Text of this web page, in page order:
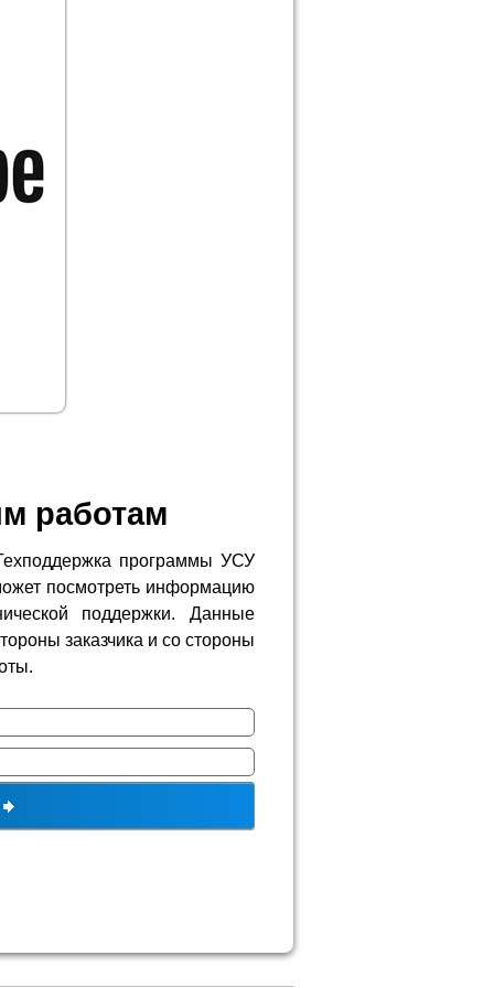
работам
программы УСУ
посмотреть информацию
поддержки. Данные
заказчика и со стороны